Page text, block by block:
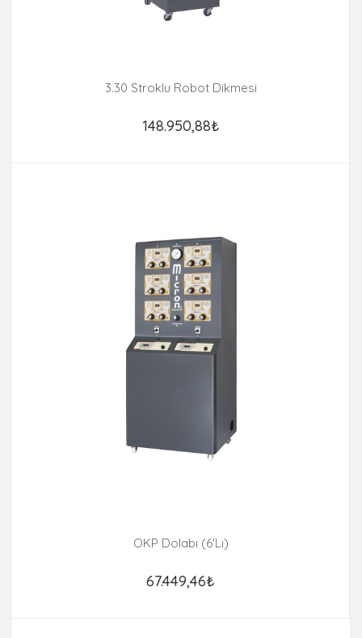
3.30 Stroklu Robot Dikmesi
148.950,88₺
OKP Dolabı (6'lı)
67.449,46₺